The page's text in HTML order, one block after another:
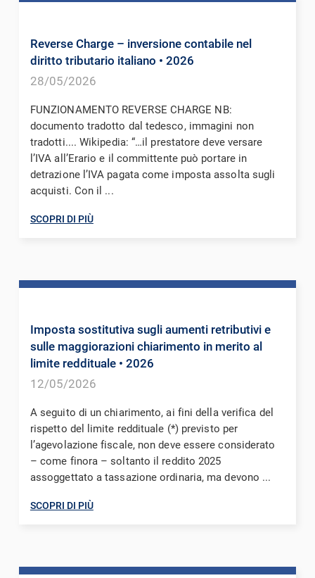
Reverse Charge – inversione contabile nel
diritto tributario italiano • 2026
28/05/2026
FUNZIONAMENTO REVERSE CHARGE NB:
documento tradotto dal tedesco, immagini non
tradotti.... Wikipedia: “…il prestatore deve versare
l’IVA all’Erario e il committente può portare in
detrazione l’IVA pagata come imposta assolta sugli
acquisti. Con il ...
SCOPRI DI PIÙ
Imposta sostitutiva sugli aumenti retributivi e
sulle maggiorazioni chiarimento in merito al
limite reddituale • 2026
12/05/2026
A seguito di un chiarimento, ai fini della verifica del
rispetto del limite reddituale (*) previsto per
l’agevolazione fiscale, non deve essere considerato
– come finora – soltanto il reddito 2025
assoggettato a tassazione ordinaria, ma devono ...
SCOPRI DI PIÙ